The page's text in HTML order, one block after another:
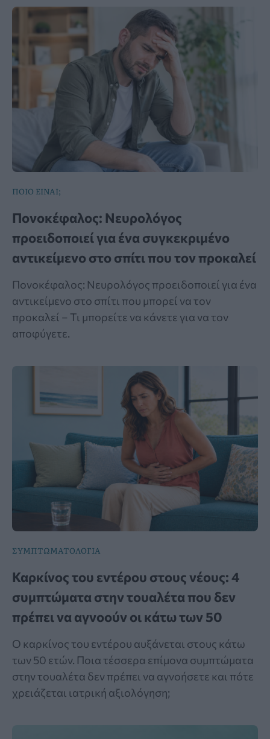
ΠΟΙΟ ΕΙΝΑΙ;
Πονοκέφαλος: Νευρολόγος
προειδοποιεί για ένα συγκεκριμένο
αντικείμενο στο σπίτι που τον προκαλεί
Πονοκέφαλος: Νευρολόγος προειδοποιεί για ένα
αντικείμενο στο σπίτι που μπορεί να τον
προκαλεί – Τι μπορείτε να κάνετε για να τον
αποφύγετε.
ΣΥΜΠΤΩΜΑΤΟΛΟΓΙΑ
Καρκίνος του εντέρου στους νέους: 4
συμπτώματα στην τουαλέτα που δεν
πρέπει να αγνοούν οι κάτω των 50
Ο καρκίνος του εντέρου αυξάνεται στους κάτω
των 50 ετών. Ποια τέσσερα επίμονα συμπτώματα
στην τουαλέτα δεν πρέπει να αγνοήσετε και πότε
χρειάζεται ιατρική αξιολόγηση;